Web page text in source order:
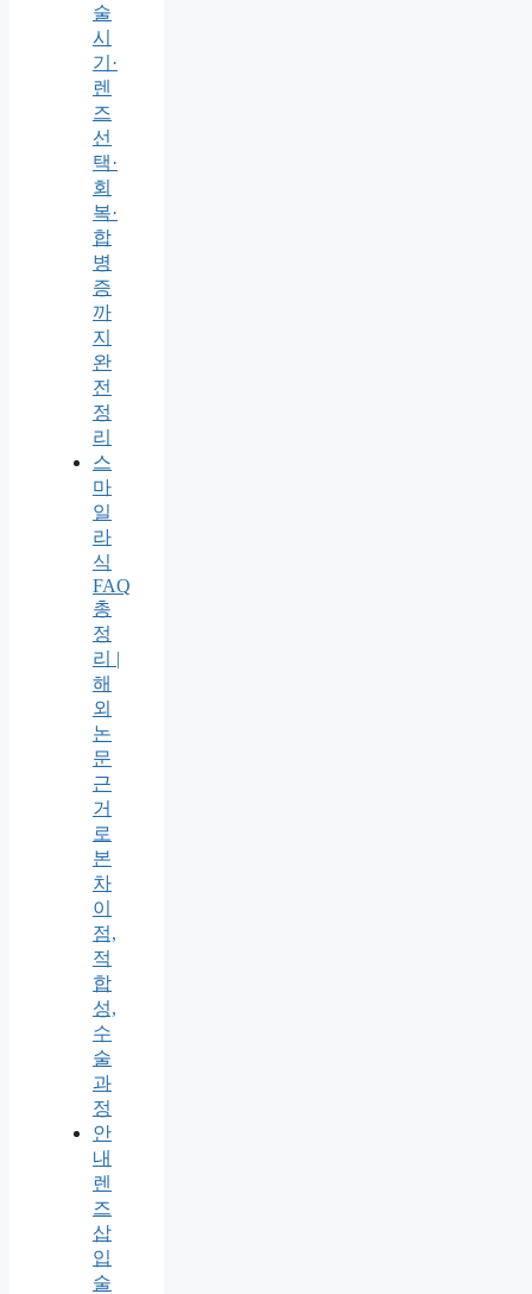
술
시
기·
렌
즈
선
택·
회
복·
합
병
증
까
지
완
전
정
리
스
마
일
라
식
FAQ
총
정
리 |
해
외
논
문
근
거
로
본
차
이
점,
적
합
성,
수
술
과
정
안
내
렌
즈
삽
입
술